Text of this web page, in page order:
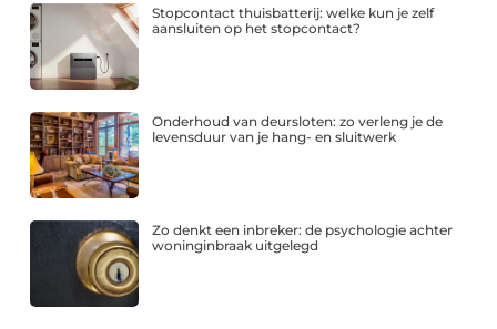
Stopcontact thuisbatterij: welke kun je zelf
aansluiten op het stopcontact?
Onderhoud van deursloten: zo verleng je de
levensduur van je hang- en sluitwerk
Zo denkt een inbreker: de psychologie achter
woninginbraak uitgelegd